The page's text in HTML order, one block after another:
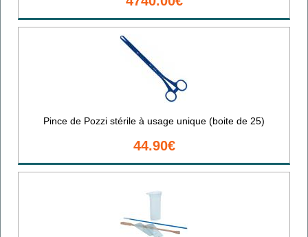
Pince de Pozzi stérile à usage unique (boite de 25)
44.90€